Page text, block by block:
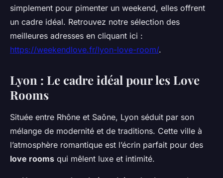
simplement pour pimenter un weekend, elles offrent
un cadre idéal. Retrouvez notre sélection des
meilleures adresses en cliquant ici :
https://weekendlove.fr/lyon-love-room/.
Lyon : Le cadre idéal pour les Love
Rooms
Située entre Rhône et Saône, Lyon séduit par son
mélange de modernité et de traditions. Cette ville à
l’atmosphère romantique est l’écrin parfait pour des
love rooms qui mêlent luxe et intimité.